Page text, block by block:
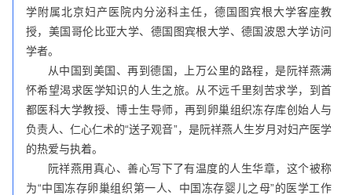
学附属北京妇产医院内分泌科主任，德国图宾根大学客座教
授，美国哥伦比亚大学、德国图宾根大学、德国波恩大学访问
学者。
从中国到美国、再到德国，上万公里的路程，是阮祥燕满
怀希望渴求医学知识的人生之旅。从不远千里刻苦求学，到首
都医科大学教授、博士生导师，再到卵巢组织冻存库创始人与
负责人、仁心仁术的“送子观音”，是阮祥燕人生岁月对妇产医学
的热爱与执着。
阮祥燕用真心、善心写下了有温度的人生华章，这个被称
为“中国冻存卵巢组织第一人、中国冻存婴儿之母”的医学工作